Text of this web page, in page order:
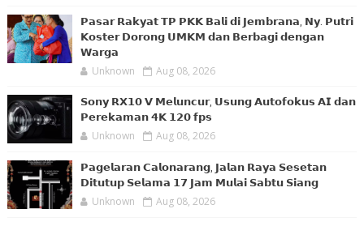
𝗣𝗮𝘀𝗮𝗿 𝗥𝗮𝗸𝘆𝗮𝘁 𝗧𝗣 𝗣𝗞𝗞 𝗕𝗮𝗹𝗶 𝗱𝗶 𝗝𝗲𝗺𝗯𝗿𝗮𝗻𝗮, 𝗡𝘆. 𝗣𝘂𝘁𝗿𝗶
𝗞𝗼𝘀𝘁𝗲𝗿 𝗗𝗼𝗿𝗼𝗻𝗴 𝗨𝗠𝗞𝗠 𝗱𝗮𝗻 𝗕𝗲𝗿𝗯𝗮𝗴𝗶 𝗱𝗲𝗻𝗴𝗮𝗻
𝗪𝗮𝗿𝗴𝗮
Unknown Aug 08, 2026
𝗦𝗼𝗻𝘆 𝗥𝗫𝟭𝟬 𝗩 𝗠𝗲𝗹𝘂𝗻𝗰𝘂𝗿, 𝗨𝘀𝘂𝗻𝗴 𝗔𝘂𝘁𝗼𝗳𝗼𝗸𝘂𝘀 𝗔𝗜 𝗱𝗮𝗻
𝗣𝗲𝗿𝗲𝗸𝗮𝗺𝗮𝗻 𝟰𝗞 𝟭𝟮𝟬 𝗳𝗽𝘀
Unknown Aug 08, 2026
𝗣𝗮𝗴𝗲𝗹𝗮𝗿𝗮𝗻 𝗖𝗮𝗹𝗼𝗻𝗮𝗿𝗮𝗻𝗴, 𝗝𝗮𝗹𝗮𝗻 𝗥𝗮𝘆𝗮 𝗦𝗲𝘀𝗲𝘁𝗮𝗻
𝗗𝗶𝘁𝘂𝘁𝘂𝗽 𝗦𝗲𝗹𝗮𝗺𝗮 𝟭𝟳 𝗝𝗮𝗺 𝗠𝘂𝗹𝗮𝗶 𝗦𝗮𝗯𝘁𝘂 𝗦𝗶𝗮𝗻𝗴
Unknown Aug 08, 2026